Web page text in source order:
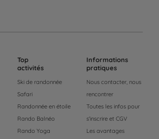
Top
activités
Ski de randonnée
Safari
Randonnée en étoile
Rando Balnéo
Rando Yoga
Informations
pratiques
Nous contacter, nous
rencontrer
Toutes les infos pour
s'inscrire et CGV
Les avantages